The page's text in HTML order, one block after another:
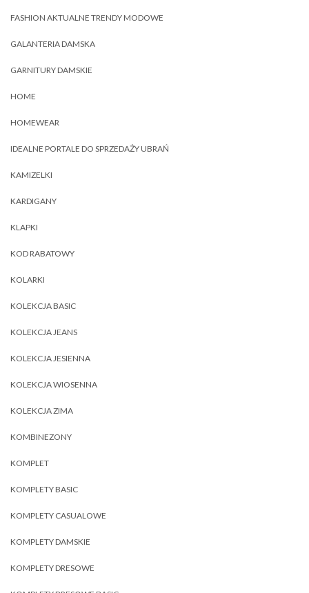
FASHION AKTUALNE TRENDY MODOWE
GALANTERIA DAMSKA
GARNITURY DAMSKIE
HOME
HOMEWEAR
IDEALNE PORTALE DO SPRZEDAŻY UBRAŃ
KAMIZELKI
KARDIGANY
KLAPKI
KOD RABATOWY
KOLARKI
KOLEKCJA BASIC
KOLEKCJA JEANS
KOLEKCJA JESIENNA
KOLEKCJA WIOSENNA
KOLEKCJA ZIMA
KOMBINEZONY
KOMPLET
KOMPLETY BASIC
KOMPLETY CASUALOWE
KOMPLETY DAMSKIE
KOMPLETY DRESOWE